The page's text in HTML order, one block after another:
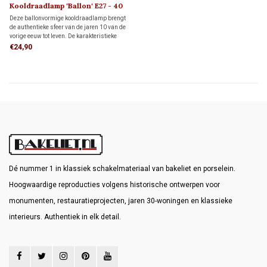
Kooldraadlamp 'Ballon' E27 - 40
Watt
Deze ballonvormige kooldraadlamp brengt
de authentieke sfeer van de jaren 10 van de
vorige eeuw tot leven. De karakteristieke
kooldraad met opwaartse krukspiraal geeft
€24,90
Dé nummer 1 in klassiek schakelmateriaal van bakeliet en porselein.
Hoogwaardige reproducties volgens historische ontwerpen voor
monumenten, restauratieprojecten, jaren 30-woningen en klassieke
interieurs. Authentiek in elk detail.